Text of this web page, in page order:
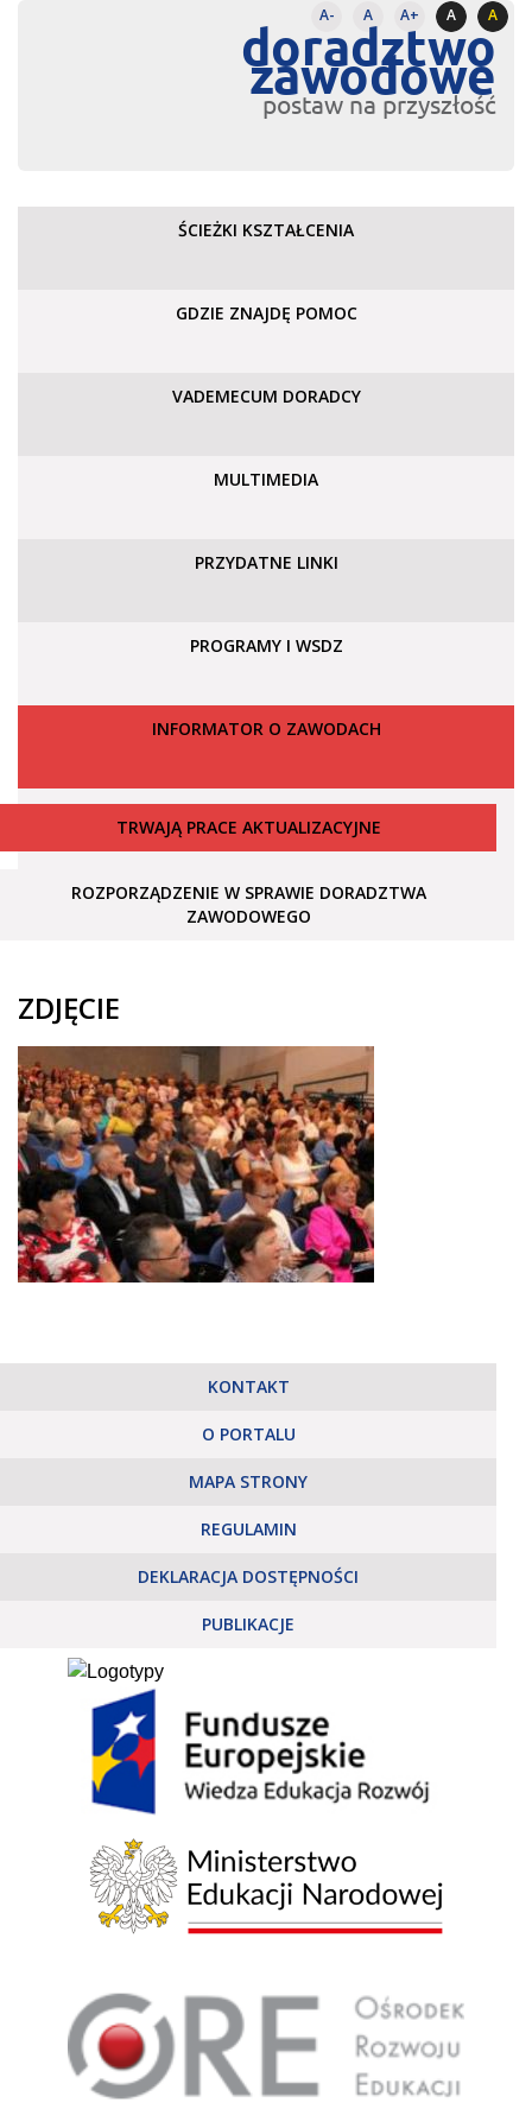
A- A A+ A A
doradztwo
zawodowe
postaw na przyszłość
ŚCIEŻKI KSZTAŁCENIA
GDZIE ZNAJDĘ POMOC
VADEMECUM DORADCY
MULTIMEDIA
PRZYDATNE LINKI
PROGRAMY I WSDZ
INFORMATOR O ZAWODACH
TRWAJĄ PRACE AKTUALIZACYJNE
ROZPORZĄDZENIE W SPRAWIE DORADZTWA
ZAWODOWEGO
ZDJĘCIE
KONTAKT
O PORTALU
MAPA STRONY
REGULAMIN
DEKLARACJA DOSTĘPNOŚCI
PUBLIKACJE